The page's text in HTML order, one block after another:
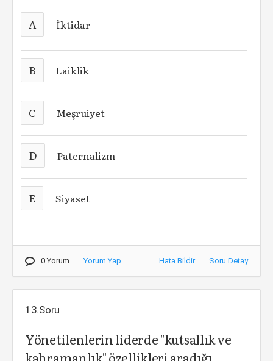
A İktidar
B Laiklik
C Meşruiyet
D Paternalizm
E Siyaset
0 Yorum Yorum Yap Hata Bildir Soru Detay
13.Soru
Yönetilenlerin liderde "kutsallık ve
kahramanlık" özellikleri aradığı